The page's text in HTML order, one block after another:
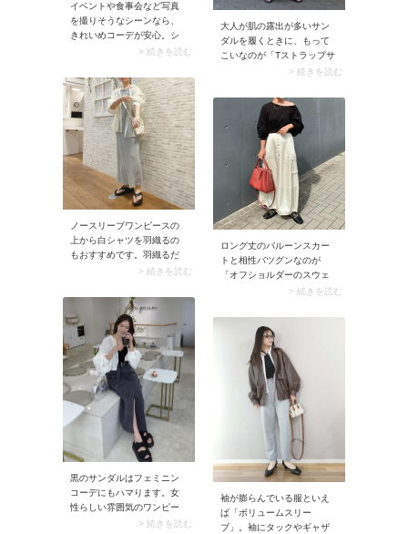
イベントや食事会など写真
を撮りそうなシーンなら、
きれいめコーデが安心。シ
ャツ×ロングスカートを使っ
てみるのがおすすめです。
顔周りが明るく見えるのは
もちろん、きちんとした印
象を残せます。
> 続きを読む
大人が肌の露出が多いサン
ダルを履くときに、もって
こいなのが「Tストラップサ
ンダル」。アルファベット
せるシンプルで直線的なラ
インのサンダルは、若作り
にもおばさんにも見えませ
ん。また甲が開いているの
でペディキュアがいっそう
映え、シーズンムードが高
まるのも◎。
> 続きを読む
ノースリーブワンピースの
上から白シャツを羽織るの
もおすすめです。羽織るだ
けで爽やかな装いを演出で
りカバー。無彩色である白
はどんな色のワンピースに
も似合い、コーデもサマに
なります。
> 続きを読む
ロング丈のバルーンスカー
トと相性バツグンなのが
「オフショルダーのスウェ
ット」。トップスの肌見せ
したロングスカートが春ら
しい表情に。またスウェッ
ト生地で取り入れることで
スポーティな雰囲気が加わ
るため、オフショルダーと
バルーンスカートの掛け合
わせが甘くなりすぎません
> 続きを読む
黒のサンダルはフェミニン
コーデにもハマります。女
性らしい雰囲気のワンピー
スやスカートの引き締め役
> 続きを読む
袖が膨らんでいる服といえ
ば「ボリュームスリー
ブ」。袖にタックやギャザ